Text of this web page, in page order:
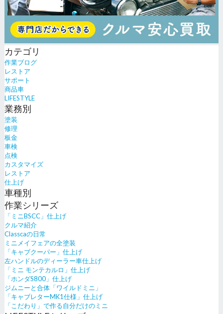
カテゴリ
作業ブログ
レストア
サポート
商品車
LIFESTYLE
業務別
塗装
修理
板金
車検
点検
カスタマイズ
レストア
仕上げ
車種別
作業シリーズ
「ミニBSCC」仕上げ
クルマ紹介
Classcaの日常
ミニメイフェアの全塗装
「キャブクーパー」仕上げ
左ハンドルのディーラー車仕上げ
「ミニ モンテカルロ」仕上げ
「ホンダS800」仕上げ
ジムニーと合体「ワイルドミニ」
「キャブレターMK1仕様」仕上げ
「こだわり」で作る自分だけのミニ